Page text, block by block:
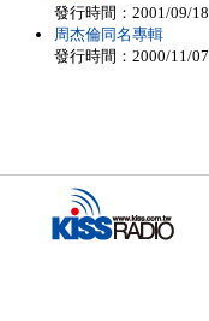
發行時間：2001/09/18
周杰倫同名專輯
發行時間：2000/11/07